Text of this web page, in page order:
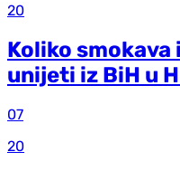
20
Koliko
unijeti iz BiH u
07
20